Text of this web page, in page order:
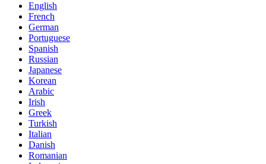
English
French
German
Portuguese
Spanish
Russian
Japanese
Korean
Arabic
Irish
Greek
Turkish
Italian
Danish
Romanian